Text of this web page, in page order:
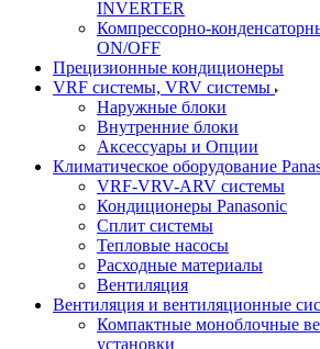
INVERTER
Компрессорно-
ON/OFF
Прецизионные кондиционеры
VRF системы, VRV системы
Наружные блоки
Внутренние блоки
Аксессуары и Опции
Климатическое оборудование
VRF-VRV-ARV системы
Кондиционеры Panasonic
Сплит системы
Тепловые насосы
Расходные материалы
Вентиляция
Вентиляция и вентиляционные
Компактные моноблочные
установки